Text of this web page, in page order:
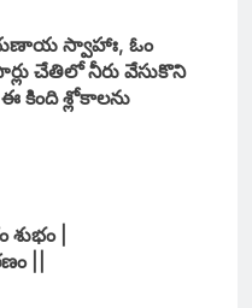
స్వాహాః, ఓం
చేతిలో నీరు వేసుకొని
కింది శ్లోకాలను
|
||